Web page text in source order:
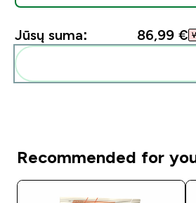
Jūsų suma: 86,99 €‎
Recommended for